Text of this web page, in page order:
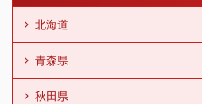
北海道
青森県
秋田県